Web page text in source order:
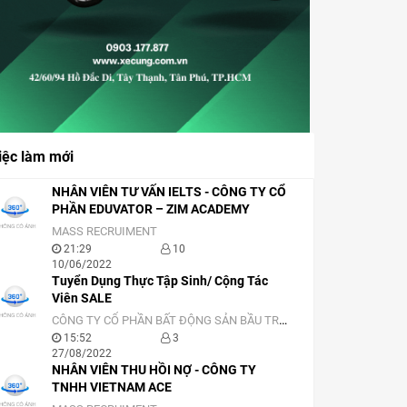
làm mới
NHÂN VIÊN TƯ VẤN IELTS - CÔNG TY CỔ
PHẦN EDUVATOR – ZIM ACADEMY
MASS RECRUIMENT
21:29
10/06/2022
10
Tuyển Dụng Thực Tập Sinh/ Cộng Tác
Viên SALE
CÔNG TY CỔ PHẦN BẤT ĐỘNG SẢN BẦU TRỜI SÀI GÒN
15:52
27/08/2022
3
NHÂN VIÊN THU HỒI NỢ - CÔNG TY
TNHH VIETNAM ACE